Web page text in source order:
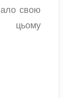
свою
цьому